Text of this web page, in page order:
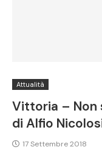
Attualità
Vittoria – Non
di Alfio
17 Settembre 2018